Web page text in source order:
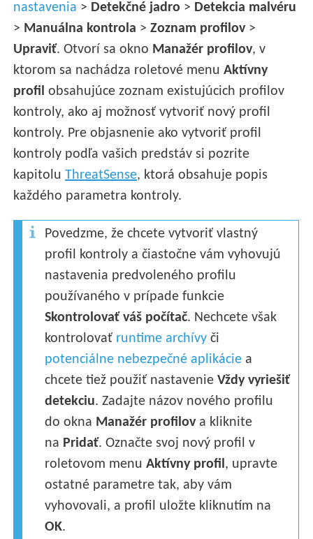
nastavenia > Detekčné jadro > Detekcia malvéru
> Manuálna kontrola >Zoznam profilov>
Upraviť. Otvorí sa okno Manažér profilov, v
ktorom sa nachádza roletové menuAktívny
profil obsahujúce zoznam existujúcich profilov
kontroly, ako aj možnosť vytvoriť nový profil
kontroly. Pre objasnenie ako vytvoriť profil
kontroly podľa vašich predstáv si pozrite
kapitoluThreatSense, ktorá obsahuje popis
každého parametra kontroly.
Povedzme, že chcete vytvoriť vlastný
profil kontroly a čiastočne vám vyhovujú
nastavenia predvoleného profilu
používaného v prípade funkcie
Skontrolovať váš počítač. Nechcete však
kontrolovať runtime archívy či
potenciálne nebezpečné aplikácie a
chcete tiež použiť nastavenieVždy vyriešiť
detekciu. Zadajte názov nového profilu
do okna Manažér profilova kliknite
na Pridať. Označte svoj nový profil v
roletovom menuAktívny profil, upravte
ostatné parametre tak, aby vám
vyhovovali, a profil uložte kliknutím na
OK.